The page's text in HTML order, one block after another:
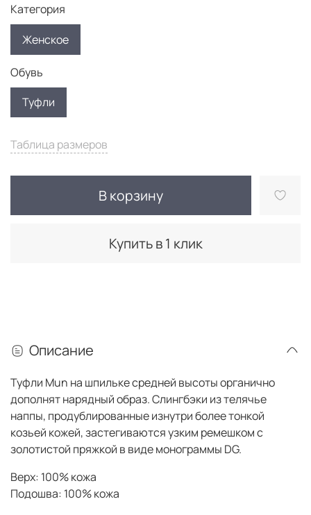
Таблица размеров
В корзину
Купить в 1 клик
Категория
Женское
Обувь
Туфли
Описание
Туфли Mun на шпильке средней высоты органично
дополнят нарядный образ. Слингбэки из телячье
наппы, продублированные изнутри более тонкой
козьей кожей, застегиваются узким ремешком с
золотистой пряжкой в виде монограммы DG.
Верх: 100% кожа
Подошва: 100% кожа